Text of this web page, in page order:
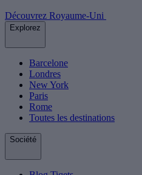
Découvrez Royaume-Uni
Explorez
Barcelone
Londres
New York
Paris
Rome
Toutes les destinations
Société